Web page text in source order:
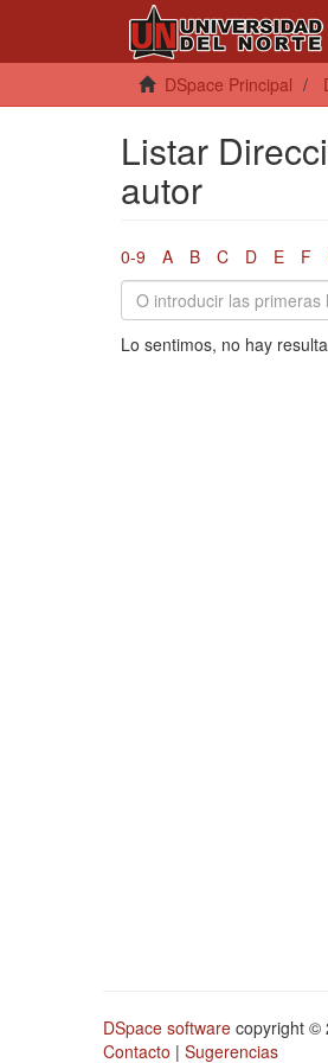
DSpace Principal
Listar
autor
0-9 A B C D E F
Lo sentimos, no hay
DSpace software copyright ©
Contacto | Sugerencias